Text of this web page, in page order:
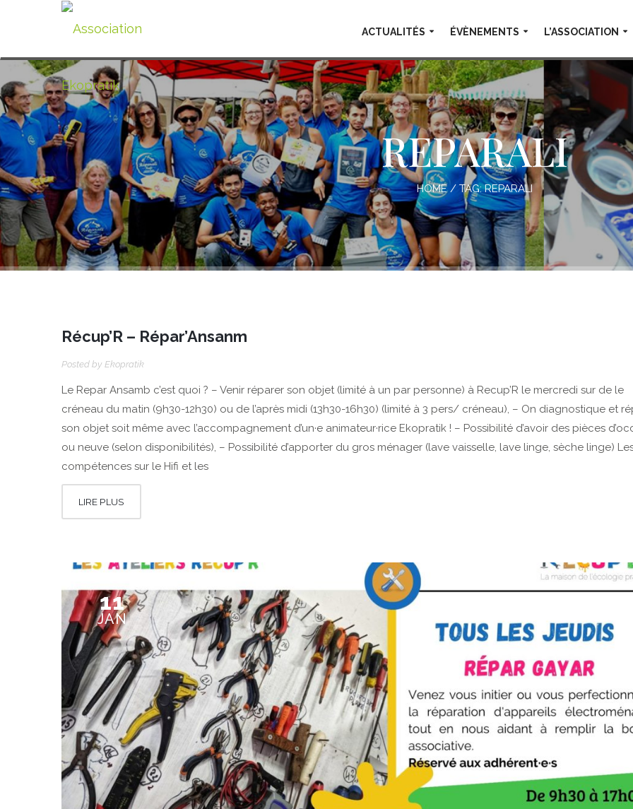
ACTUALITÉS ÉVÈNEMENTS L’ASSOCIATION
REPARALI
HOME/ TAG:REPARALI
Récup’R – Répar’Ansanm
Posted by Ekopratik
Le Repar Ansamb c’est quoi ? – Venir réparer son objet (limité à un par personne) à Recup’R le mercredi sur de le
créneau du matin (9h30-12h30) ou de l’après midi (13h30-16h30) (limité à 3 pers/ créneau), – On diagnostique et
son objet soit même avec l’accompagnement d’un·e animateur·rice Ekopratik ! – Possibilité d’avoir des pièces
ou neuve (selon disponibilités), – Possibilité d’apporter du gros ménager (lave vaisselle, lave linge, sèche linge)
compétences sur le Hifi et les
LIRE PLUS
11
JAN